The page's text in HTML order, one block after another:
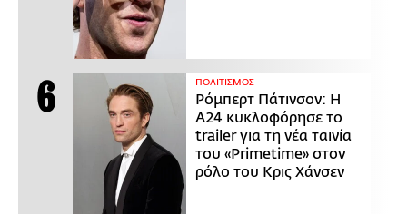
ΠΟΛΙΤΙΣΜΟΣ
Ρόμπερτ Πάτινσον: Η
Α24 κυκλοφόρησε το
trailer για τη νέα ταινία
του «Primetime» στον
ρόλο του Κρις Χάνσεν